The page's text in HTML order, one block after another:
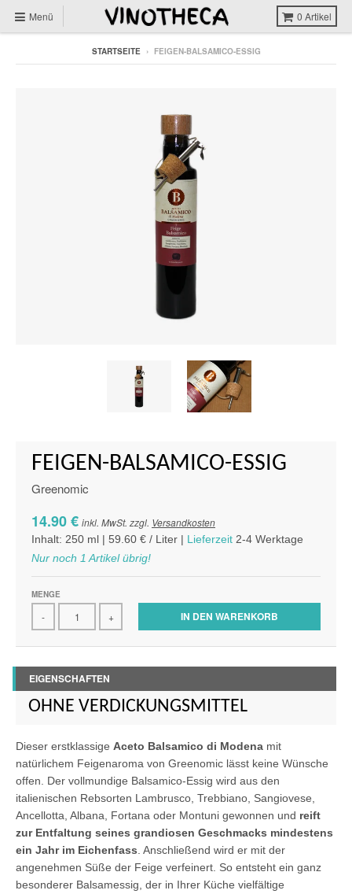
Menü 0 Artikel
STARTSEITE › FEIGEN-BALSAMICO-ESSIG
FEIGEN-BALSAMICO-ESSIG
Greenomic
14.90 € inkl. MwSt. zzgl. Versandkosten
Inhalt: 250 ml | 59.60 € / Liter | Lieferzeit 2-4 Werktage
Nur noch 1 Artikel übrig!
MENGE
- + IN DEN WARENKORB
EIGENSCHAFTEN
OHNE VERDICKUNGSMITTEL
Dieser erstklassige Aceto Balsamico di Modena mit
natürlichem Feigenaroma von Greenomic lässt keine Wünsche
offen. Der vollmundige Balsamico-Essig wird aus den
italienischen Rebsorten Lambrusco, Trebbiano, Sangiovese,
Ancellotta, Albana, Fortana oder Montuni gewonnen und reift
zur Entfaltung seines grandiosen Geschmacks mindestens
ein Jahr im Eichenfass . Anschließend wird er mit der
angenehmen Süße der Feige verfeinert. So entsteht ein ganz
besonderer Balsamessig, der in Ihrer Küche vielfältige